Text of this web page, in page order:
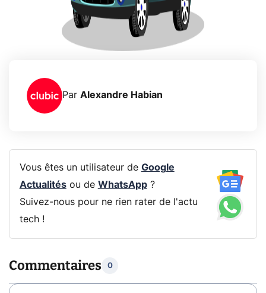
Par Alexandre Habian
Vous êtes un utilisateur de Google
Actualitésou de WhatsApp?
Suivez-nous pour ne rien rater de l'actu
tech !
Commentaires 0